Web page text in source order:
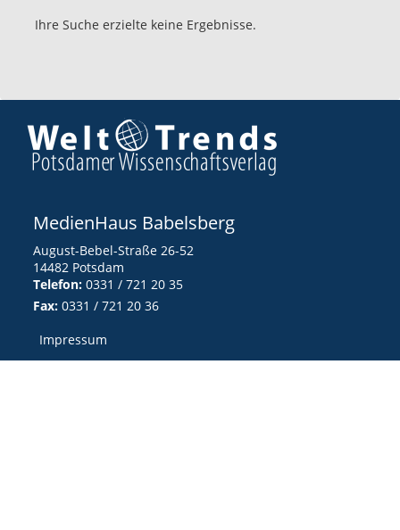
Ihre Suche erzielte keine Ergebnisse.
MedienHaus Babelsberg
August-Bebel-Straße 26-52
14482 Potsdam
Telefon: 0331 / 721 20 35
Fax: 0331 / 721 20 36
Impressum